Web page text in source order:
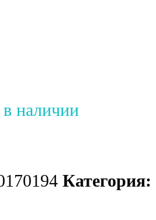
наличии
Категория: